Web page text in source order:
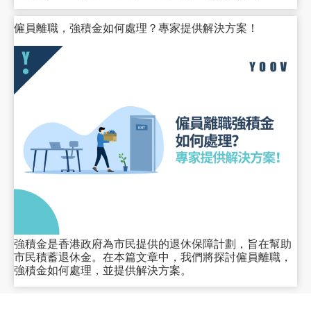
僱員離職，強積金如何處理？專家提供解決方案！
強積金是香港政府為市民提供的退休保障計劃，旨在幫助
市民積蓄退休金。在本篇文章中，我們將探討僱員離職，
強積金如何處理，並提供解決方案。